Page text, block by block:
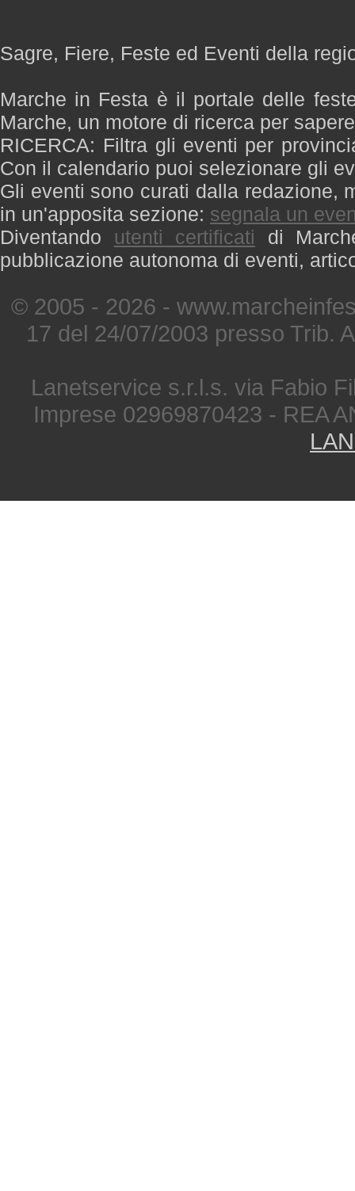
Sagre, Fiere, Feste ed Eventi della
Marche in Festa è il portale delle
Marche, un motore di ricerca per
RICERCA: Filtra gli eventi per
Con il calendario puoi selezionare gli
Gli eventi sono curati dalla redazione,
in un'apposita sezione: segnala un
Diventando utenti certificati di
pubblicazione autonoma di eventi,
© 2005 - 2026 -
17 del 24/07/2003 presso Trib.
Lanetservice s.r.l.s. via Fabio
Imprese 02969870423 - REA